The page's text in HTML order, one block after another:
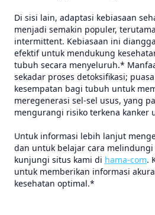
Di sisi lain, adaptasi kebiasaan
menjadi semakin populer,
intermittent. Kebiasaan ini
efektif untuk mendukung
tubuh secara menyeluruh.*
sekadar proses detoksifikasi;
kesempatan bagi tubuh untuk
meregenerasi sel-sel usus, yang
mengurangi risiko terkena kanker
Untuk informasi lebih lanjut
dan untuk belajar cara melindungi
kunjungi situs kami di hama-com.
untuk memberikan informasi
kesehatan optimal.*